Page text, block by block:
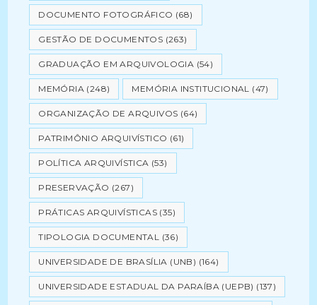
DOCUMENTO FOTOGRÁFICO (68)
GESTÃO DE DOCUMENTOS (263)
GRADUAÇÃO EM ARQUIVOLOGIA (54)
MEMÓRIA (248) MEMÓRIA INSTITUCIONAL (47)
ORGANIZAÇÃO DE ARQUIVOS (64)
PATRIMÔNIO ARQUIVÍSTICO (61)
POLÍTICA ARQUIVÍSTICA (53)
PRESERVAÇÃO (267)
PRÁTICAS ARQUIVÍSTICAS (35)
TIPOLOGIA DOCUMENTAL (36)
UNIVERSIDADE DE BRASÍLIA (UNB) (164)
UNIVERSIDADE ESTADUAL DA PARAÍBA (UEPB) (137)